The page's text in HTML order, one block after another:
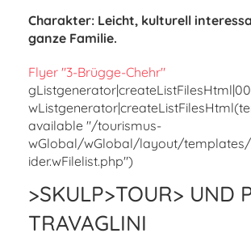
Charakter: Leicht, kulturell
ganze Familie.
Flyer "3-Brügge-Chehr"
available "/tourismus-
wGlobal/wGlobal/layout/
ider.wFilelist.php")
>SKULP>TOUR> UND
TRAVAGLINI